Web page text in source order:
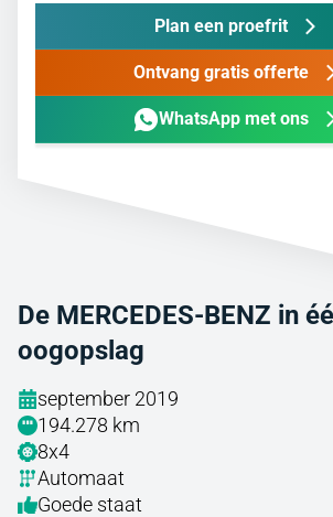
De MERCEDES-BENZ in
oogopslag
september 2019
194.278 km
8x4
Automaat
Goede staat
Plan een proefrit
Ontvang gratis offerte
WhatsApp met ons